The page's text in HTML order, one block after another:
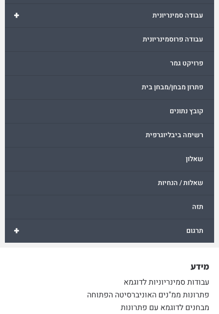
+ עבודה סמינריונית
עבודה פרוסמינריונית
פרויקט גמר
פתרון מבחן/מבחן בית
קובץ נתונים
רשימה ביבליוגרפית
שאלון
שאלות / הנחיות
תזה
+ תרגום
מידע
עבודות סמינריוניות לדוגמא
פתרונות ממ"נים האוניברסיטה הפתוחה
מבחנים לדוגמא עם פתרונות